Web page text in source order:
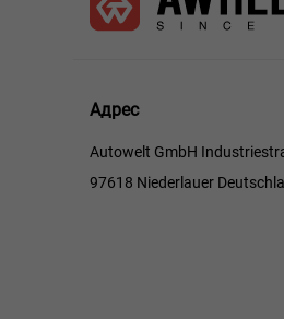
Адрес
Autowelt GmbH
97618 Niederlauer